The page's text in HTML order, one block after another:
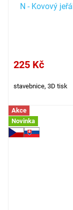
N - Kovový
225 Kč
stavebnice, 3D tisk
Akce
Novinka